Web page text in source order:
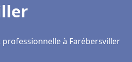
à Farébersviller